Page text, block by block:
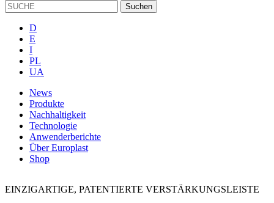
D
E
I
PL
UA
News
Produkte
Nachhaltigkeit
Technologie
Anwenderberichte
Über Europlast
Shop
EINZIGARTIGE, PATENTIERTE VERSTÄRKUNGSLEISTE